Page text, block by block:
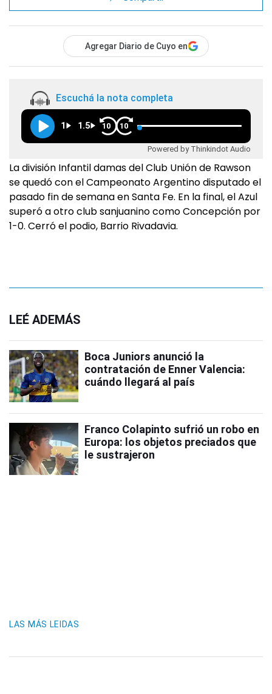
Agregar Diario de Cuyo en
Escuchá la nota completa
1 1.5 10 10
Powered by Thinkindot Audio
La división Infantil damas del Club Unión de Rawson
se quedó con el Campeonato Argentino disputado el
pasado fin de semana en Santa Fe. En la final, el Azul
superó a otro club sanjuanino como Concepción por
1-0. Cerró el podio, Barrio Rivadavia.
LEÉ ADEMÁS
Boca Juniors anunció la
contratación de Enner Valencia:
cuándo llegará al país
Franco Colapinto sufrió un robo en
Europa: los objetos preciados que
le sustrajeron
LAS MÁS LEIDAS